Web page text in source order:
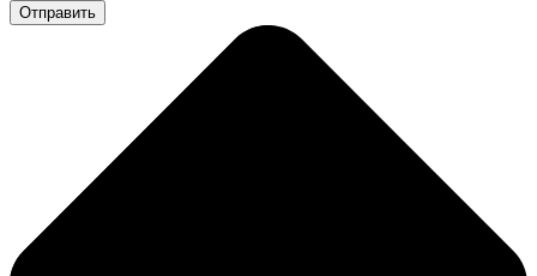
Отправить